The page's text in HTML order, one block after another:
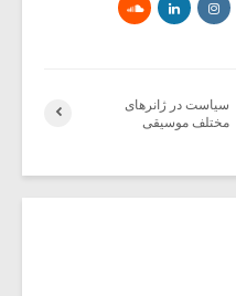
سیاست در ژانرهای
مختلف موسیقی